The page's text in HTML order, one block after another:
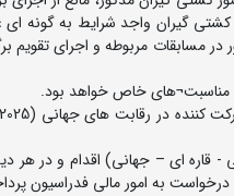
گیران واجد شرایط به گونه ای
مسابقات مربوطه و اجرای تقویم
به امور مالی فدراسیون